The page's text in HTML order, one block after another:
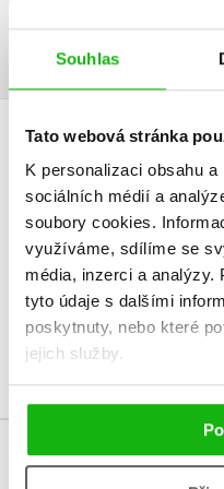
Souhlas
Tato webová stránka
K personalizaci obsahu
sociálních médií a
soubory cookies.
využíváme, sdílíme se
média, inzerci a analýzy.
tyto údaje s dalšími
poskytnuty, nebo které
jejich služby.
Tolkienovo dílo bylo ještě zcela
V současné době nejsou
Vaše hodnocení
Uživatelskou recenzi mohou
Přihlásit
MOHLO BY